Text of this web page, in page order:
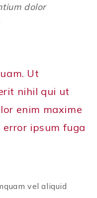
dolor
Ut
nihil qui ut
enim maxime
error ipsum fuga
vel aliquid